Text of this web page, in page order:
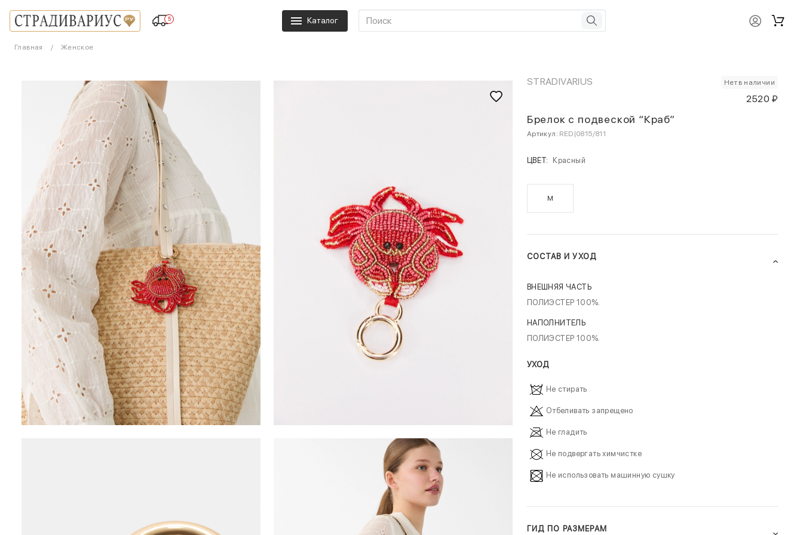
5 Каталог
Главная Женское
STRADIVARIUS Нет в наличии
2520 ₽
Брелок с подвеской “Краб”
Артикул: RED|0815/811
ЦВЕТ: Красный
M
СОСТАВ И УХОД
ВНЕШНЯЯ ЧАСТЬ
ПОЛИЭСТЕР 100%.
НАПОЛНИТЕЛЬ
ПОЛИЭСТЕР 100%.
УХОД
Не стирать
Отбеливать запрещено
Не гладить
Не подвергать химчистке
Не использовать машинную сушку
ГИД ПО РАЗМЕРАМ